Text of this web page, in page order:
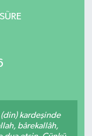
kardeşinde
bârekallâh,